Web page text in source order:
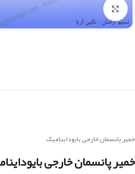
خمیر پانسمان خارجی بایوداینامیک
خمیر پانسمان خارجی